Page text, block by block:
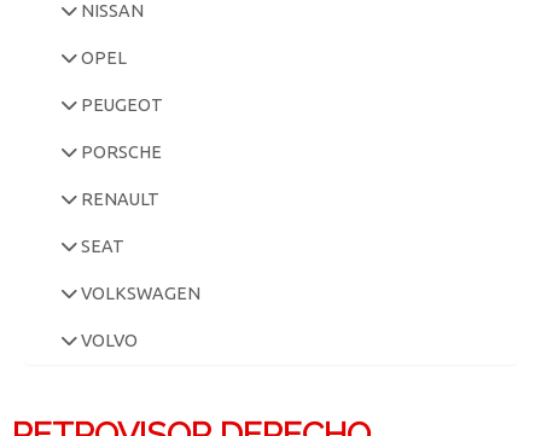
NISSAN
OPEL
PEUGEOT
PORSCHE
RENAULT
SEAT
VOLKSWAGEN
VOLVO